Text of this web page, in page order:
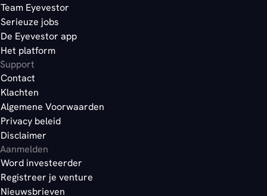
Team Eyevestor
Serieuze jobs
De Eyevestor app
Het platform
Support
Contact
Klachten
Algemene Voorwaarden
Privacy beleid
Disclaimer
Aanmelden
Word investeerder
Registreer je venture
Nieuwsbrieven